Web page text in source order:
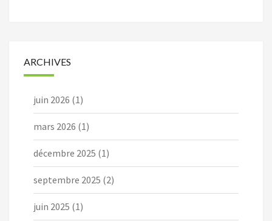
ARCHIVES
juin 2026 (1)
mars 2026 (1)
décembre 2025 (1)
septembre 2025 (2)
juin 2025 (1)